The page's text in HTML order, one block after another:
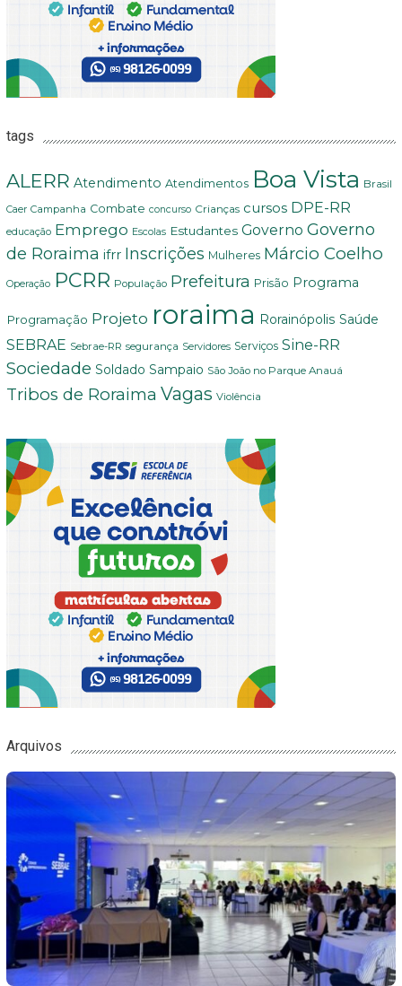
tags
ALERR Atendimento Atendimentos Boa Vista Brasil
Caer Campanha Combate concurso Crianças cursos DPE-RR
educação Emprego Escolas Estudantes Governo Governo
de Roraima ifrr Inscrições Mulheres Márcio Coelho
Operação PCRR População Prefeitura Prisão Programa
Programação Projeto roraima Rorainópolis Saúde
SEBRAE Sebrae-RR segurança Servidores Serviços Sine-RR
Sociedade Soldado Sampaio São João no Parque Anauá
Tribos de Roraima Vagas Violência
Arquivos